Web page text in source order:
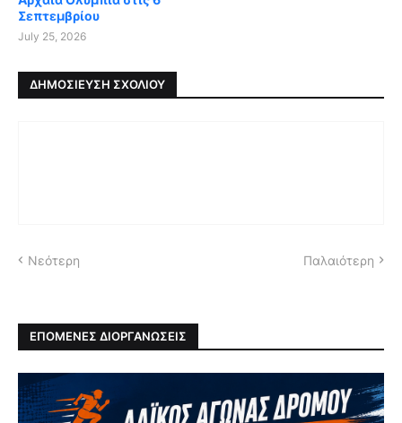
Σεπτεμβρίου
July 25, 2026
ΔΗΜΟΣΊΕΥΣΗ ΣΧΟΛΊΟΥ
Νεότερη Παλαιότερη
ΕΠΟΜΕΝΕΣ ΔΙΟΡΓΑΝΩΣΕΙΣ